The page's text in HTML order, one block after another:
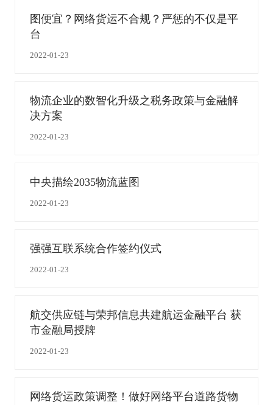
图便宜？网络货运不合规？严惩的不仅是平
台
2022-01-23
物流企业的数智化升级之税务政策与金融解
决方案
2022-01-23
中央描绘2035物流蓝图
2022-01-23
强强互联系统合作签约仪式
2022-01-23
航交供应链与荣邦信息共建航运金融平台 获
市金融局授牌
2022-01-23
网络货运政策调整！做好网络平台道路货物